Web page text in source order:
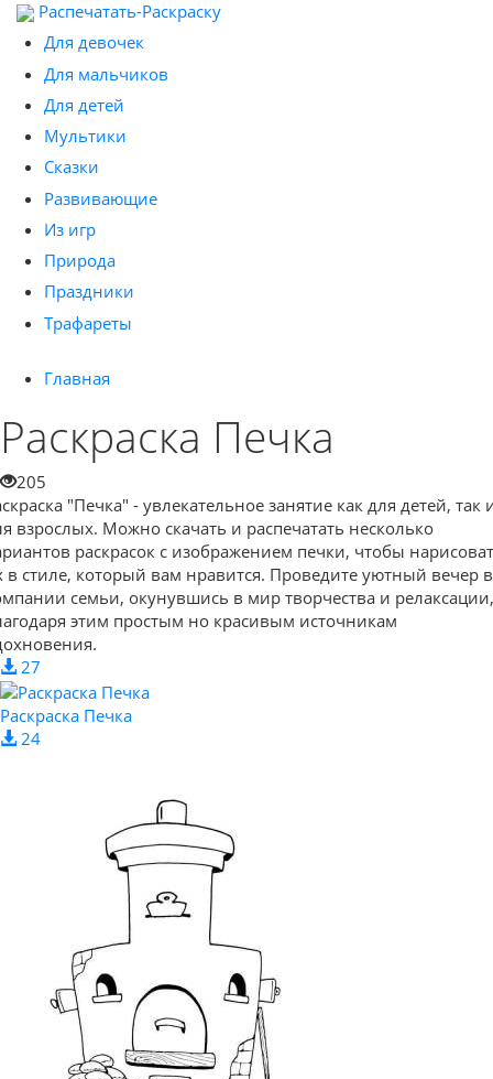
Распечатать-Раскраску
Для девочек
Для мальчиков
Для детей
Мультики
Сказки
Развивающие
Из игр
Природа
Праздники
Трафареты
Главная
Раскраска Печка
205
"Печка" - увлекательное занятие как для детей, так
взрослых. Можно скачать и распечатать несколько
раскрасок с изображением печки, чтобы
в стиле, который вам нравится. Проведите уютный вечер в
семьи, окунувшись в мир творчества и релаксации,
этим простым но красивым источникам
27
Раскраска Печка
24